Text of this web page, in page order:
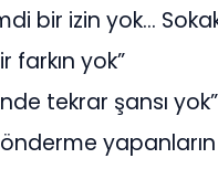
bir izin yok…
farkın yok”
tekrar şansı
yapanların